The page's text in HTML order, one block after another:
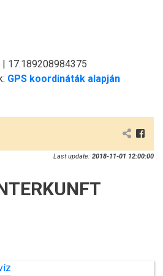
17.189208984375
GPS koordináták alapján
Last update: 2018-11-01 12:00:00